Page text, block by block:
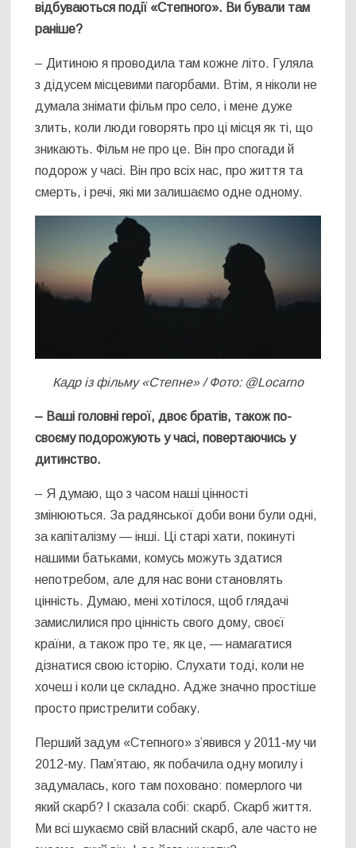
відбуваються події «Степного». Ви бували там
раніше?
– Дитиною я проводила там кожне літо. Гуляла
з дідусем місцевими пагорбами. Втім, я ніколи не
думала знімати фільм про село, і мене дуже
злить, коли люди говорять про ці місця як ті, що
зникають. Фільм не про це. Він про спогади й
подорож у часі. Він про всіх нас, про життя та
смерть, і речі, які ми залишаємо одне одному.
Кадр із фільму «Степне» / Фото: @Locarno
– Ваші головні герої, двоє братів, також по-
своєму подорожують у часі, повертаючись у
дитинство.
– Я думаю, що з часом наші цінності
змінюються. За радянської доби вони були одні,
за капіталізму — інші. Ці старі хати, покинуті
нашими батьками, комусь можуть здатися
непотребом, але для нас вони становлять
цінність. Думаю, мені хотілося, щоб глядачі
замислилися про цінність свого дому, своєї
країни, а також про те, як це, — намагатися
дізнатися свою історію. Слухати тоді, коли не
хочеш і коли це складно. Адже значно простіше
просто пристрелити собаку.
Перший задум «Степного» зʼявився у 2011-му чи
2012-му. Памʼятаю, як побачила одну могилу і
задумалась, кого там поховано: померлого чи
який скарб? І сказала собі: скарб. Скарб життя.
Ми всі шукаємо свій власний скарб, але часто не